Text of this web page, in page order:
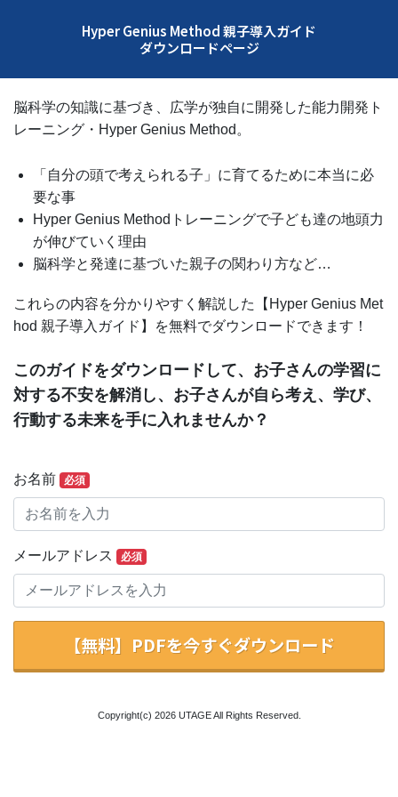
Hyper Genius Method 親子導入ガイド
ダウンロードページ
脳科学の知識に基づき、広学が独自に開発した能力開発ト
レーニング・Hyper Genius Method。
「自分の頭で考えられる子」に育てるために本当に必
要な事
Hyper Genius Methodトレーニングで子ども達の地頭力
が伸びていく理由
脳科学と発達に基づいた親子の関わり方など…
これらの内容を分かりやすく解説した【Hyper Genius Met
hod 親子導入ガイド】を無料でダウンロードできます！
このガイドをダウンロードして、お子さんの学習に
対する不安を解消し、お子さんが自ら考え、学び、
行動する未来を手に入れませんか？
お名前 必須
メールアドレス 必須
【無料】PDFを今すぐダウンロード
Copyright(c) 2026 UTAGEAll Rights Reserved.